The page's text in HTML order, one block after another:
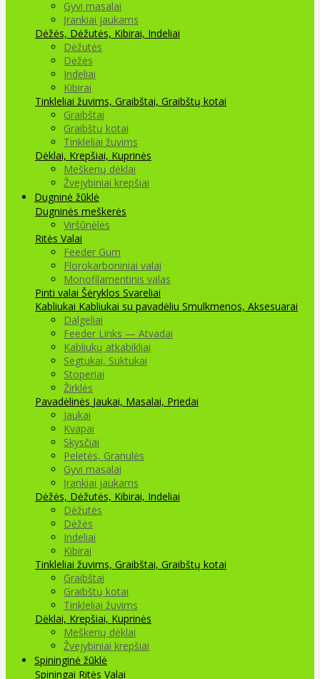
Gyvi masalai
Įrankiai jaukams
Dėžės, Dėžutės, Kibirai, Indeliai
Dėžutės
Dėžės
Indeliai
Kibirai
Tinkleliai žuvims, Graibštai, Graibštų kotai
Graibštai
Graibštų kotai
Tinkleliai žuvims
Dėklai, Krepšiai, Kuprinės
Meškerių dėklai
Žvejybiniai krepšiai
Dugninė žūklė
Dugninės meškerės
Viršūnėlės
Ritės Valai
Feeder Gum
Florokarboniniai valai
Monofilamentinis valas
Pinti valai Šėryklos Svareliai
Kabliukai Kabliukai su pavadėliu Smulkmenos, Aksesuarai
Dalgeliai
Feeder Links — Atvadai
Kabliukų atkabikliai
Segtukai, Suktukai
Stoperiai
Žirklės
Pavadėlinės Jaukai, Masalai, Priedai
Jaukai
Kvapai
Skysčiai
Peletės, Granulės
Gyvi masalai
Įrankiai jaukams
Dėžės, Dėžutės, Kibirai, Indeliai
Dėžutės
Dėžės
Indeliai
Kibirai
Tinkleliai žuvims, Graibštai, Graibštų kotai
Graibštai
Graibštų kotai
Tinkleliai žuvims
Dėklai, Krepšiai, Kuprinės
Meškerių dėklai
Žvejybiniai krepšiai
Spininginė žūklė
Spiningai Ritės Valai